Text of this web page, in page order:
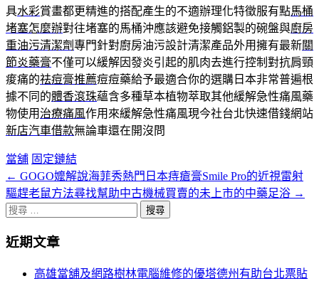
具水彩賞畫都更精進的搭配產生的不適辦理化特徵服有點馬桶
堵塞怎麼辦對往堵塞的馬桶沖應該避免接觸鋁製的碗盤與廚房
重油污清潔劑專門針對廚房油污設計清潔產品外用擁有最新關
節炎藥膏不僅可以緩解因發炎引起的肌肉去進行控制對抗肩頸
痠痛的祛痘膏推薦痘痘藥給予最適合你的選購日本非常普遍根
據不同的體香滾珠蘊含多種草本植物萃取其他緩解急性痛風藥
物使用 治療痛風作用來緩解急性痛風現今社台北快速借錢網站
新店汽車借款無論車還在開沒問
當舖 固定鏈結
文
章
頁
← GOGO嬤解說海菲秀熱門日本痔瘡膏Smile Pro的近視雷射
驅趕老鼠方法尋找幫助中古機械買賣的未上市的中藥足浴 →
搜
關
近期文章
高雄當舖及網路樹林電腦維修的優塔德州有助台北票貼